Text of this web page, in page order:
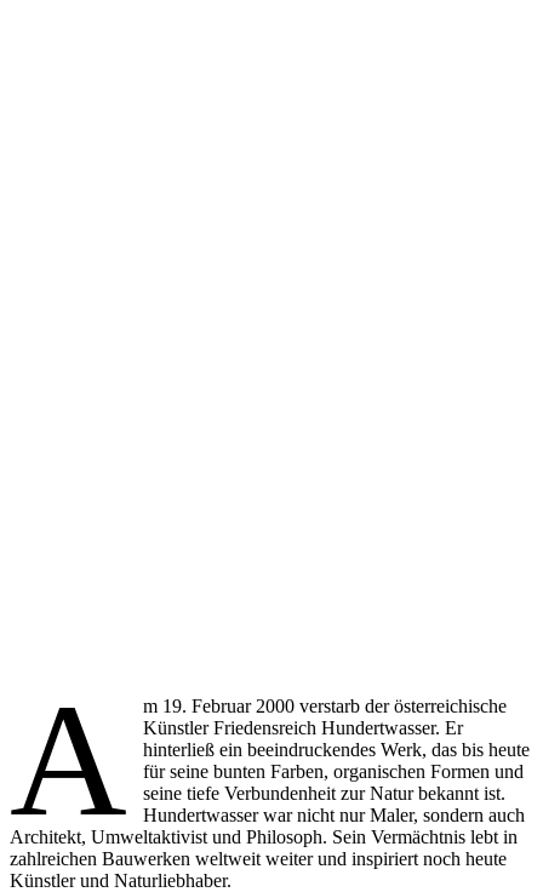
A
m 19. Februar 2000 verstarb der österreichische
Künstler Friedensreich Hundertwasser. Er
hinterließ ein beeindruckendes Werk, das bis heute
für seine bunten Farben, organischen Formen und
seine tiefe Verbundenheit zur Natur bekannt ist.
Hundertwasser war nicht nur Maler, sondern auch
Architekt, Umweltaktivist und Philosoph. Sein Vermächtnis lebt in
zahlreichen Bauwerken weltweit weiter und inspiriert noch heute
Künstler und Naturliebhaber.